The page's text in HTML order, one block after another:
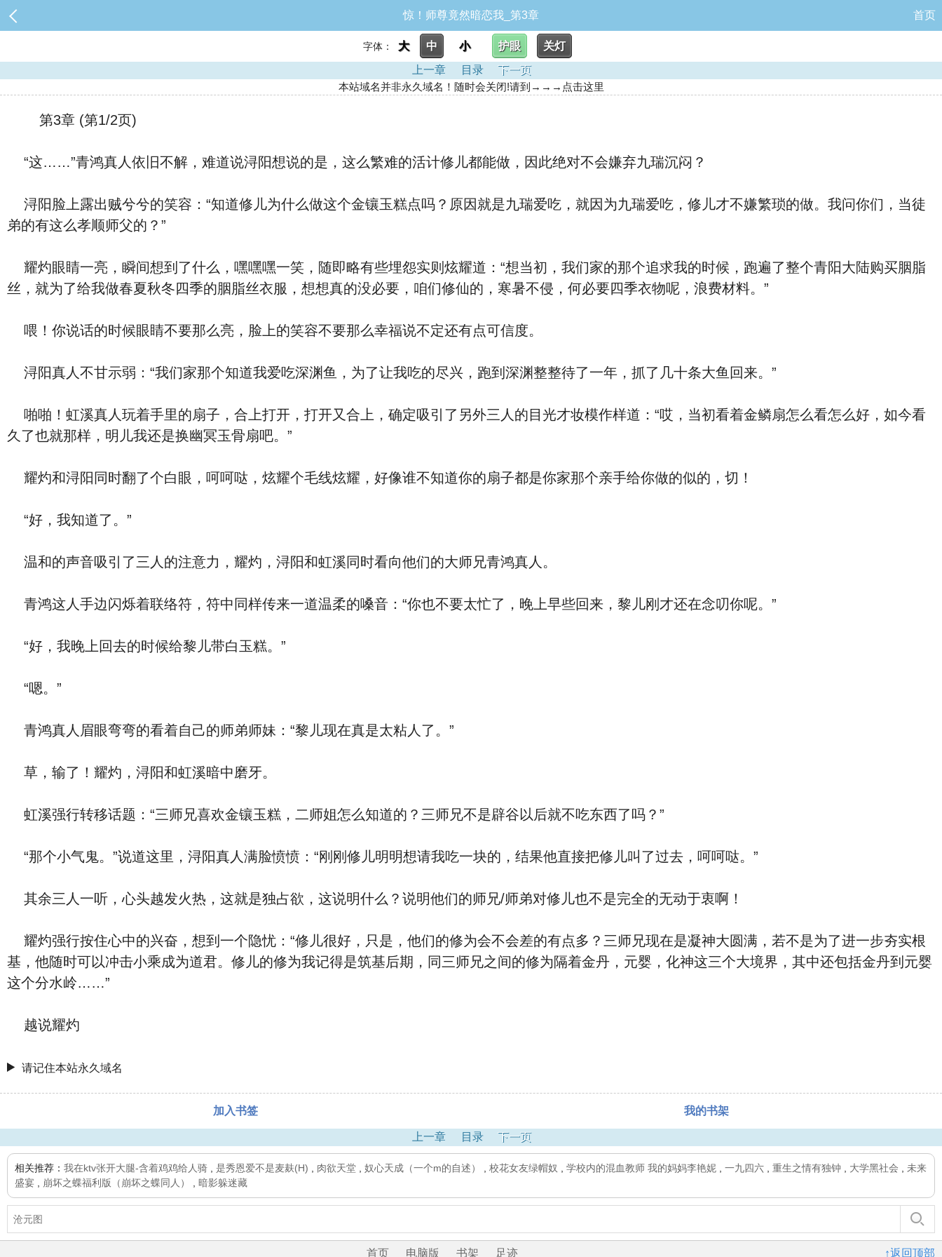
惊！师尊竟然暗恋我_第3章 首页
字体： 大 中 小 护眼
关灯
上一章
目录
下一页
本站域名并非永久域名！随时会关闭!请到→→→点击这里
第3章 (第1/2页)
“这……”青鸿真人依旧不解，难道说浔阳想说的是，这么繁难的活计修儿都能做，因此绝对不会嫌弃九瑞沉闷？
浔阳脸上露出贼兮兮的笑容：“知道修儿为什么做这个金镶玉糕点吗？原因就是九瑞爱吃，就因为九瑞爱吃，修儿才不嫌繁琐的做。我问你们，当徒
弟的有这么孝顺师父的？”
耀灼眼睛一亮，瞬间想到了什么，嘿嘿嘿一笑，随即略有些埋怨实则炫耀道：“想当初，我们家的那个追求我的时候，跑遍了整个青阳大陆购买胭脂
丝，就为了给我做春夏秋冬四季的胭脂丝衣服，想想真的没必要，咱们修仙的，寒暑不侵，何必要四季衣物呢，浪费材料。”
喂！你说话的时候眼睛不要那么亮，脸上的笑容不要那么幸福说不定还有点可信度。
浔阳真人不甘示弱：“我们家那个知道我爱吃深渊鱼，为了让我吃的尽兴，跑到深渊整整待了一年，抓了几十条大鱼回来。”
啪啪！虹溪真人玩着手里的扇子，合上打开，打开又合上，确定吸引了另外三人的目光才妆模作样道：“哎，当初看着金鳞扇怎么看怎么好，如今看
久了也就那样，明儿我还是换幽冥玉骨扇吧。”
耀灼和浔阳同时翻了个白眼，呵呵哒，炫耀个毛线炫耀，好像谁不知道你的扇子都是你家那个亲手给你做的似的，切！
“好，我知道了。”
温和的声音吸引了三人的注意力，耀灼，浔阳和虹溪同时看向他们的大师兄青鸿真人。
青鸿这人手边闪烁着联络符，符中同样传来一道温柔的嗓音：“你也不要太忙了，晚上早些回来，黎儿刚才还在念叨你呢。”
“好，我晚上回去的时候给黎儿带白玉糕。”
“嗯。”
青鸿真人眉眼弯弯的看着自己的师弟师妹：“黎儿现在真是太粘人了。”
草，输了！耀灼，浔阳和虹溪暗中磨牙。
虹溪强行转移话题：“三师兄喜欢金镶玉糕，二师姐怎么知道的？三师兄不是辟谷以后就不吃东西了吗？”
“那个小气鬼。”说道这里，浔阳真人满脸愤愤：“刚刚修儿明明想请我吃一块的，结果他直接把修儿叫了过去，呵呵哒。”
其余三人一听，心头越发火热，这就是独占欲，这说明什么？说明他们的师兄/师弟对修儿也不是完全的无动于衷啊！
耀灼强行按住心中的兴奋，想到一个隐忧：“修儿很好，只是，他们的修为会不会差的有点多？三师兄现在是凝神大圆满，若不是为了进一步夯实根
基，他随时可以冲击小乘成为道君。修儿的修为我记得是筑基后期，同三师兄之间的修为隔着金丹，元婴，化神这三个大境界，其中还包括金丹到元婴
这个分水岭……”
越说耀灼
请记住本站永久域名
加入书签 我的书架
上一章 目录 下一页
相关推荐： 我在ktv张开大腿-含着鸡鸡给人骑 是秀恩爱不是麦麸(H) 肉欲天堂 奴心天成（一个m的自述） 校花女友绿帽奴 学校内的混血教师 我的妈妈李艳妮 一九四六 重生之情有独钟 大学黑社会
未来
盛宴
崩坏之蝶福利版（崩坏之蝶同人） 暗影躲迷藏
↑返回顶部
首页 电脑版 书架 足迹